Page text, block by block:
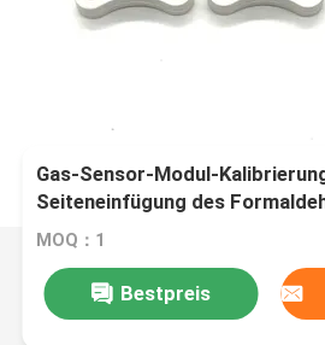
Gas-Sensor-Modul-
Seiteneinfügung des
MOQ：1
Bestpreis